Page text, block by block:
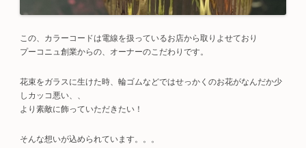
この、カラーコードは電線を扱っているお店から取りよせており
プーコニュ創業からの、オーナーのこだわりです。
花束をガラスに生けた時、輪ゴムなどではせっかくのお花がなんだか少
しカッコ悪い、、
より素敵に飾っていただきたい！
そんな想いが込められています。。。